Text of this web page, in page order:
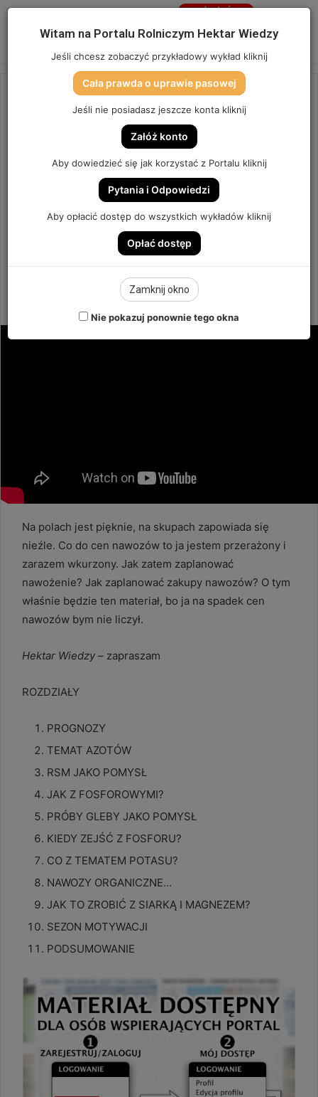
Menu
Jesteś
Strona główna/OSTATNIO DODANE
WYSOKIE CENY NAWOZÓW,
CZYLI CZY KUPOWAĆ, JAK
KUPOWAĆ, ILE KUPOWAĆ? |
ODCINEK #74
an
6 czerwca 2021
Na polach jest pięknie, na skupach zapowiada się
nieźle. Co do cen nawozów to ja jestem przerażony i
zarazem wkurzony. Jak zatem zaplanować
nawożenie? Jak zaplanować zakupy nawozów? O tym
właśnie będzie ten materiał, bo ja na spadek cen
nawozów bym nie liczył.
Hektar Wiedzy – zapraszam
ROZDZIAŁY
PROGNOZY
TEMAT AZOTÓW
RSM JAKO POMYSŁ
JAK Z FOSFOROWYMI?
PRÓBY GLEBY JAKO POMYSŁ
KIEDY ZEJŚĆ Z FOSFORU?
CO Z TEMATEM POTASU?
NAWOZY ORGANICZNE…
JAK TO ZROBIĆ Z SIARKĄ I MAGNEZEM?
SEZON MOTYWACJI
PODSUMOWANIE
Witam na Portalu Rolniczym Hektar Wiedzy
Jeśli chcesz zobaczyć przykładowy wykład kliknij
Cała prawda o uprawie pasowej
Jeśli nie posiadasz jeszcze konta kliknij
Załóż konto
Aby dowiedzieć się jak korzystać z Portalu kliknij
Pytania i Odpowiedzi
Aby opłacić dostęp do wszystkich wykładów kliknij
Opłać dostęp
Zamknij okno
Nie pokazuj ponownie tego okna